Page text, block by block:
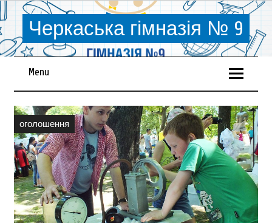
Черкаська гімназія № 9
Menu
оголошення